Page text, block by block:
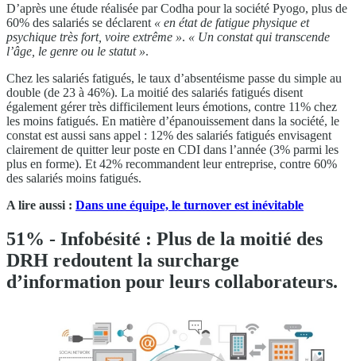
D’après une étude réalisée par Codha pour la société Pyogo, plus de
60% des salariés se déclarent « en état de fatigue physique et
psychique très fort, voire extrême ». « Un constat qui transcende
l’âge, le genre ou le statut».
Chez les salariés fatigués, le taux d’absentéisme passe du simple au
double (de 23 à 46%). La moitié des salariés fatigués disent
également gérer très difficilement leurs émotions, contre 11% chez
les moins fatigués. En matière d’épanouissement dans la société, le
constat est aussi sans appel : 12% des salariés fatigués envisagent
clairement de quitter leur poste en CDI dans l’année (3% parmi les
plus en forme). Et 42% recommandent leur entreprise, contre 60%
des salariés moins fatigués.
A lire aussi : Dans une équipe, le turnover est inévitable
51% - Infobésité : Plus de la moitié des
DRH redoutent la surcharge
d’information pour leurs collaborateurs.